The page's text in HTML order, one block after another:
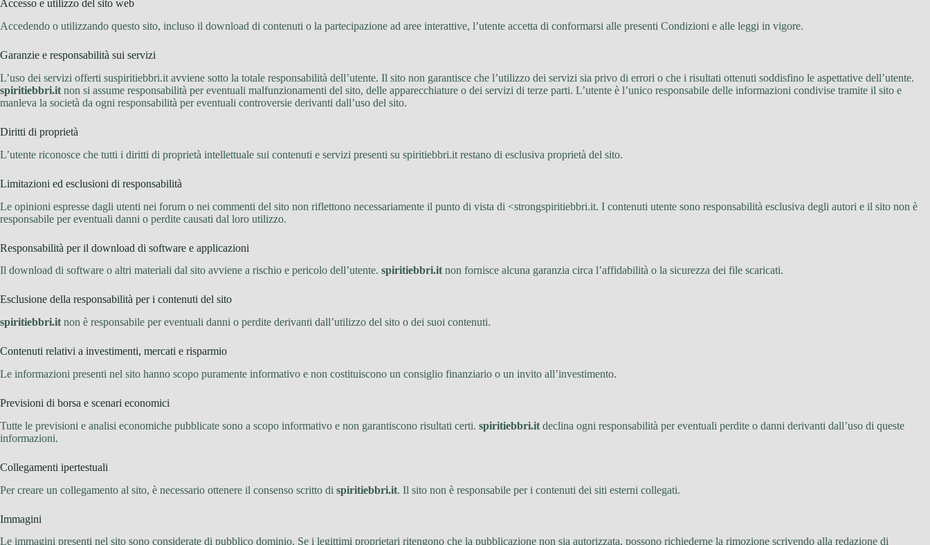
Accesso e utilizzo del sito web
Accedendo o utilizzando questo sito, incluso il download di contenuti o la partecipazione ad aree interattive, l’utente accetta di conformarsi alle presenti Condizioni e alle leggi in vigore.
Garanzie e responsabilità sui servizi
L’uso dei servizi offerti suspiritiebbri.it avviene sotto la totale responsabilità dell’utente. Il sito non garantisce che l’utilizzo dei servizi sia privo di errori o che i risultati ottenuti soddisfino le aspettative dell’utente.
spiritiebbri.it non si assume responsabilità per eventuali malfunzionamenti del sito, delle apparecchiature o dei servizi di terze parti. L’utente è l’unico responsabile delle informazioni condivise tramite il sito e
manleva la società da ogni responsabilità per eventuali controversie derivanti dall’uso del sito.
Diritti di proprietà
L’utente riconosce che tutti i diritti di proprietà intellettuale sui contenuti e servizi presenti su spiritiebbri.it restano di esclusiva proprietà del sito.
Limitazioni ed esclusioni di responsabilità
Le opinioni espresse dagli utenti nei forum o nei commenti del sito non riflettono necessariamente il punto di vista di <strongspiritiebbri.it. I contenuti utente sono responsabilità esclusiva degli autori e il sito non è
responsabile per eventuali danni o perdite causati dal loro utilizzo.
Responsabilità per il download di software e applicazioni
Il download di software o altri materiali dal sito avviene a rischio e pericolo dell’utente. spiritiebbri.it non fornisce alcuna garanzia circa l’affidabilità o la sicurezza dei file scaricati.
Esclusione della responsabilità per i contenuti del sito
spiritiebbri.it non è responsabile per eventuali danni o perdite derivanti dall’utilizzo del sito o dei suoi contenuti.
Contenuti relativi a investimenti, mercati e risparmio
Le informazioni presenti nel sito hanno scopo puramente informativo e non costituiscono un consiglio finanziario o un invito all’investimento.
Previsioni di borsa e scenari economici
Tutte le previsioni e analisi economiche pubblicate sono a scopo informativo e non garantiscono risultati certi. spiritiebbri.it declina ogni responsabilità per eventuali perdite o danni derivanti dall’uso di queste
informazioni.
Collegamenti ipertestuali
Per creare un collegamento al sito, è necessario ottenere il consenso scritto di spiritiebbri.it. Il sito non è responsabile per i contenuti dei siti esterni collegati.
Immagini
Le immagini presenti nel sito sono considerate di pubblico dominio. Se i legittimi proprietari ritengono che la pubblicazione non sia autorizzata, possono richiederne la rimozione scrivendo alla redazione di